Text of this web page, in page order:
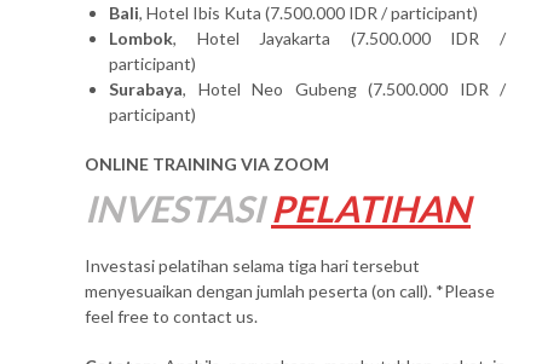
Bali, Hotel Ibis Kuta (7.500.000 IDR / participant)
Lombok, Hotel Jayakarta (7.500.000 IDR /
participant)
Surabaya, Hotel Neo Gubeng (7.500.000 IDR /
participant)
ONLINE TRAINING VIA ZOOM
INVESTASI PELATIHAN
Investasi pelatihan selama tiga hari tersebut
menyesuaikan dengan jumlah peserta (on call). *Please
feel free to contact us.